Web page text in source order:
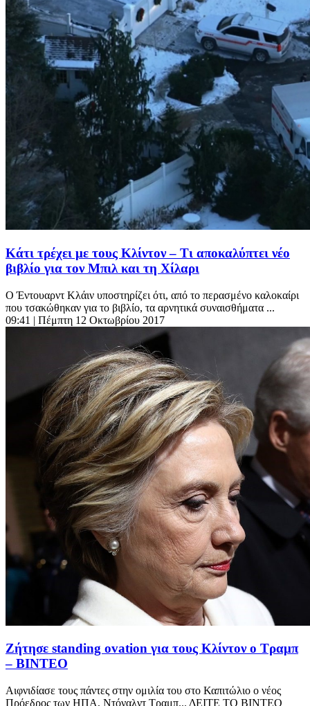
Κάτι τρέχει με τους Κλίντον – Τι αποκαλύπτει νέο
βιβλίο για τον Μπιλ και τη Χίλαρι
Ο Έντουαρντ Κλάιν υποστηρίζει ότι, από το περασμένο καλοκαίρι
που τσακώθηκαν για το βιβλίο, τα αρνητικά συναισθήματα ...
09:41 | Πέμπτη 12 Οκτωβρίου 2017
Ζήτησε standing ovation για τους Κλίντον ο Τραμπ
– ΒΙΝΤΕΟ
Αιφνιδίασε τους πάντες στην ομιλία του στο Καπιτώλιο ο νέος
Πρόεδρος των ΗΠΑ, Ντόναλντ Τραμπ... ΔΕΙΤΕ ΤΟ ΒΙΝΤΕΟ